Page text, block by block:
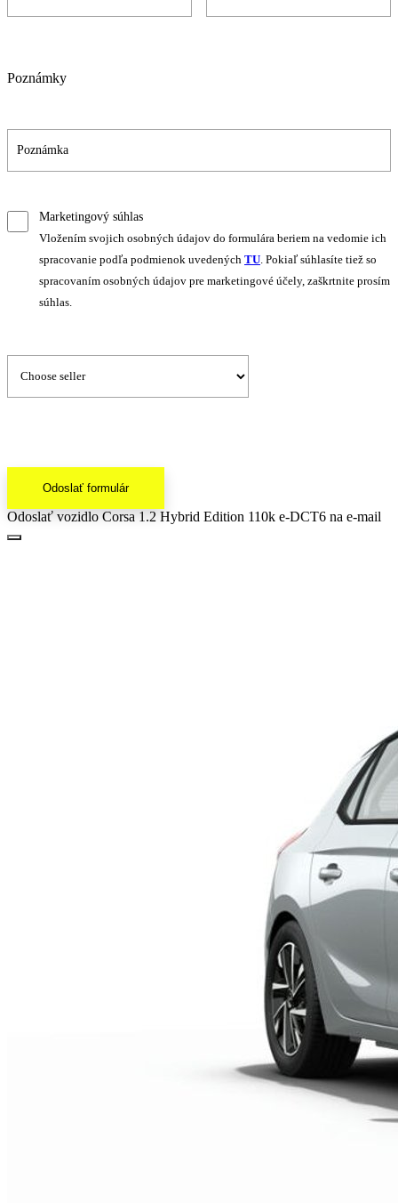
Poznámky
Marketingový súhlas
Vložením svojich osobných údajov do formulára beriem na vedomie ich
spracovanie podľa podmienok uvedených TU . Pokiaľ súhlasíte tiež so
spracovaním osobných údajov pre marketingové účely, zaškrtnite prosím
súhlas.
Odoslať formulár
Odoslať vozidlo Corsa 1.2 Hybrid Edition 110k e-DCT6 na e-mail